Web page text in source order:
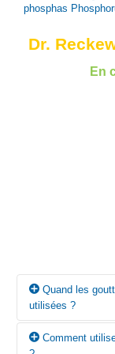
vous prenez
externe
phosphas
Dr.
En
Quand les
utilisées ?
Selon la
Comment